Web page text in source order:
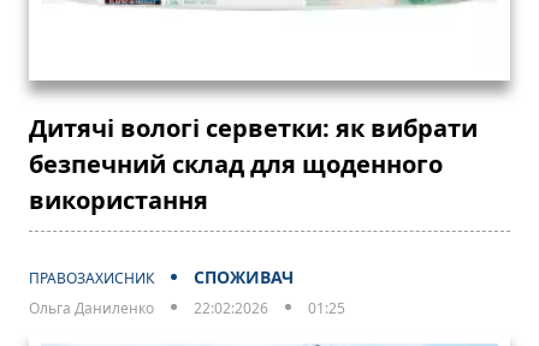
Дитячі вологі серветки: як вибрати
безпечний склад для щоденного
використання
ПРАВОЗАХИСНИК СПОЖИВАЧ
Ольга Даниленко 22:02:2026 01:25